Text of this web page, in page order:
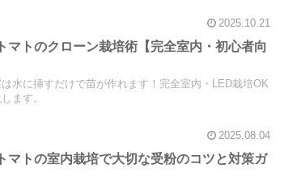
2025.10.21
マトのクローン栽培術【完全室内・初心者向
水に挿すだけで苗が作れます！完全室内・LED栽培OK
ます。
2025.08.04
マトの室内栽培で大切な受粉のコツと対策ガ